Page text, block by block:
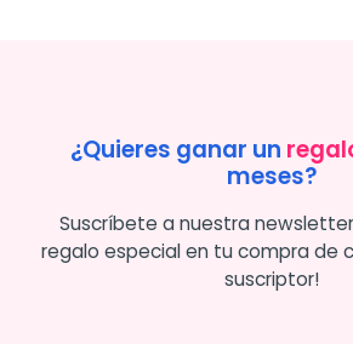
¿Quieres ganar un
meses?
Suscríbete a nuestra
regalo especial en tu compra de
suscriptor!